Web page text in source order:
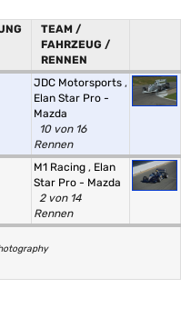
TEAM /
FAHRZEUG /
RENNEN
JDC Motorsports ,
Elan Star Pro -
Mazda
10 von 16
Rennen
M1 Racing , Elan
Star Pro - Mazda
2 von 14
Rennen